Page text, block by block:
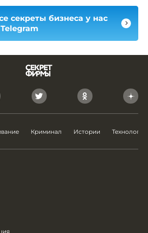
секреты бизнеса у нас
Криминал Истории Технологии